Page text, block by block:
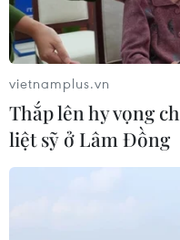
vietnamplus.vn
Thắp lên hy vọng
liệt sỹ ở Lâm Đồng